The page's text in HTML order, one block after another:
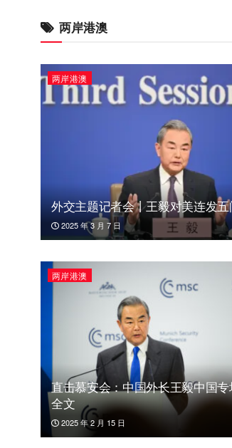
两岸港澳
两岸港澳
外交主题记者会丨王毅对美连发
2025 年 3 月 7 日
两岸港澳
直击慕安会：中国外长王毅中国
全文
2025 年 2 月 15 日